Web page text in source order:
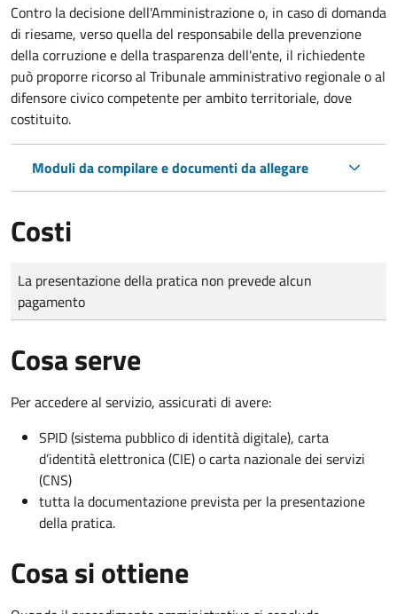
Contro la decisione dell'Amministrazione o, in caso di domanda
di riesame, verso quella del responsabile della prevenzione
della corruzione e della trasparenza dell'ente, il richiedente
può proporre ricorso al Tribunale amministrativo regionale o al
difensore civico competente per ambito territoriale, dove
costituito.
Moduli da compilare e documenti da allegare
Costi
Tipo di pagamento
Importo
La presentazione della pratica non prevede alcun
pagamento
Cosa serve
Per accedere al servizio, assicurati di avere:
SPID (sistema pubblico di identità digitale), carta
d’identità elettronica (CIE) o carta nazionale dei servizi
(CNS)
tutta la documentazione prevista per la presentazione
della pratica.
Cosa si ottiene